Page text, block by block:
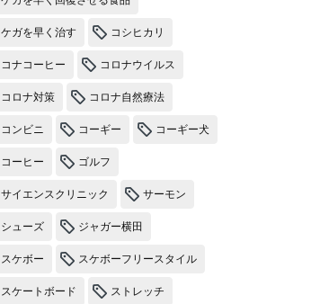
ケガを早く治す コシヒカリ
コナコーヒー コロナウイルス
コロナ対策 コロナ自然療法
コンビニ コーギー コーギー犬
コーヒー ゴルフ
サイエンスクリニック サーモン
シューズ ジャガー横田
スケボー スケボーフリースタイル
スケートボード ストレッチ